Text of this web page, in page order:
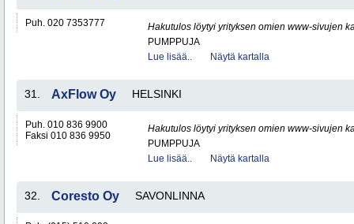
Puh. 020 7353777
Hakutulos löytyi yrityksen omien www-sivujen
PUMPPUJA
Lue lisää..
Näytä kartalla
31. AxFlow Oy HELSINKI
Puh. 010 836 9900
Faksi 010 836 9950
Hakutulos löytyi yrityksen omien www-sivujen
PUMPPUJA
Lue lisää..
Näytä kartalla
32. Coresto Oy SAVONLINNA